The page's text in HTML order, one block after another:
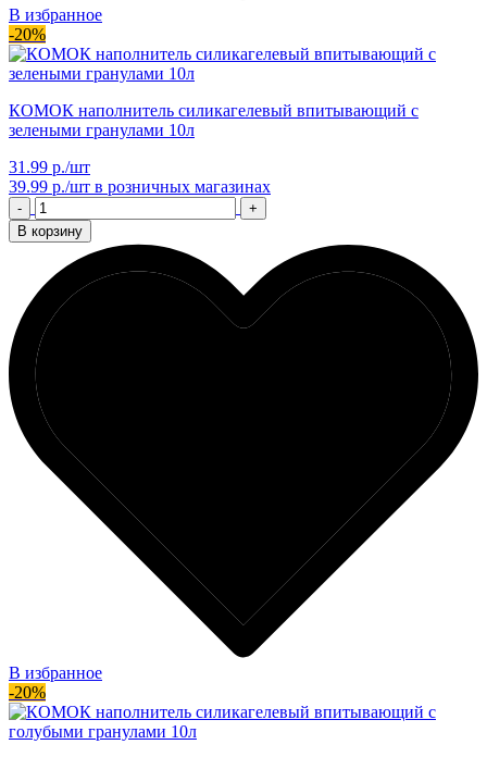
В избранное
-20%
КОМОК наполнитель силикагелевый впитывающий с
зелеными гранулами 10л
31.99 р./шт
39.99 р./шт в розничных магазинах
-
+
В корзину
В избранное
-20%